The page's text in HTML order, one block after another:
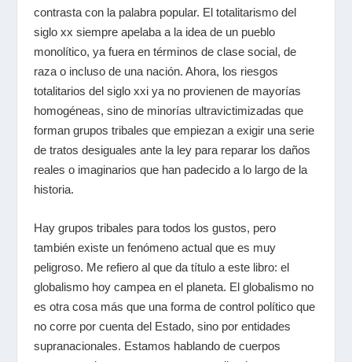
contrasta con la palabra popular. El totalitarismo del
siglo xx siempre apelaba a la idea de un pueblo
monolítico, ya fuera en términos de clase social, de
raza o incluso de una nación. Ahora, los riesgos
totalitarios del siglo xxi ya no provienen de mayorías
homogéneas, sino de minorías ultravictimizadas que
forman grupos tribales que empiezan a exigir una serie
de tratos desiguales ante la ley para reparar los daños
reales o imaginarios que han padecido a lo largo de la
historia.
Hay grupos tribales para todos los gustos, pero
también existe un fenómeno actual que es muy
peligroso. Me refiero al que da título a este libro: el
globalismo hoy campea en el planeta. El globalismo no
es otra cosa más que una forma de control político que
no corre por cuenta del Estado, sino por entidades
supranacionales. Estamos hablando de cuerpos